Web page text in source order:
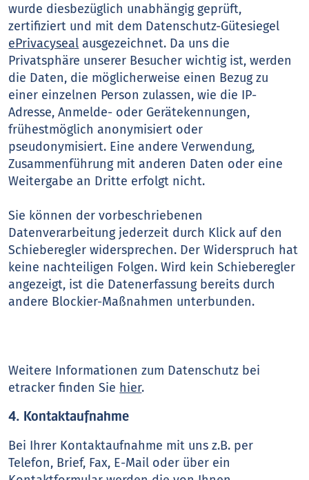
wurde diesbezüglich unabhängig geprüft,
zertifiziert und mit dem Datenschutz-Gütesiegel
ePrivacyseal ausgezeichnet. Da uns die
Privatsphäre unserer Besucher wichtig ist, werden
die Daten, die möglicherweise einen Bezug zu
einer einzelnen Person zulassen, wie die IP-
Adresse, Anmelde- oder Gerätekennungen,
frühestmöglich anonymisiert oder
pseudonymisiert. Eine andere Verwendung,
Zusammenführung mit anderen Daten oder eine
Weitergabe an Dritte erfolgt nicht.
Sie können der vorbeschriebenen
Datenverarbeitung jederzeit durch Klick auf den
Schieberegler widersprechen. Der Widerspruch hat
keine nachteiligen Folgen. Wird kein Schieberegler
angezeigt, ist die Datenerfassung bereits durch
andere Blockier-Maßnahmen unterbunden.
Weitere Informationen zum Datenschutz bei
etracker finden Sie hier.
4. Kontaktaufnahme
Bei Ihrer Kontaktaufnahme mit uns z.B. per
Telefon, Brief, Fax, E-Mail oder über ein